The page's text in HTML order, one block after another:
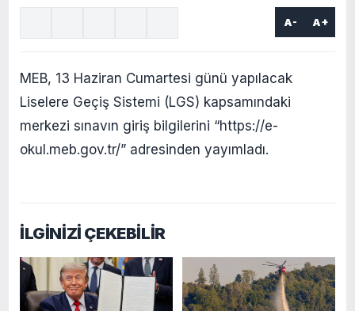
A- A+
MEB, 13 Haziran Cumartesi günü yapılacak
Liselere Geçiş Sistemi (LGS) kapsamındaki
merkezi sınavın giriş bilgilerini “https://e-
okul.meb.gov.tr/” adresinden yayımladı.
İLGİNİZİ ÇEKEBİLİR